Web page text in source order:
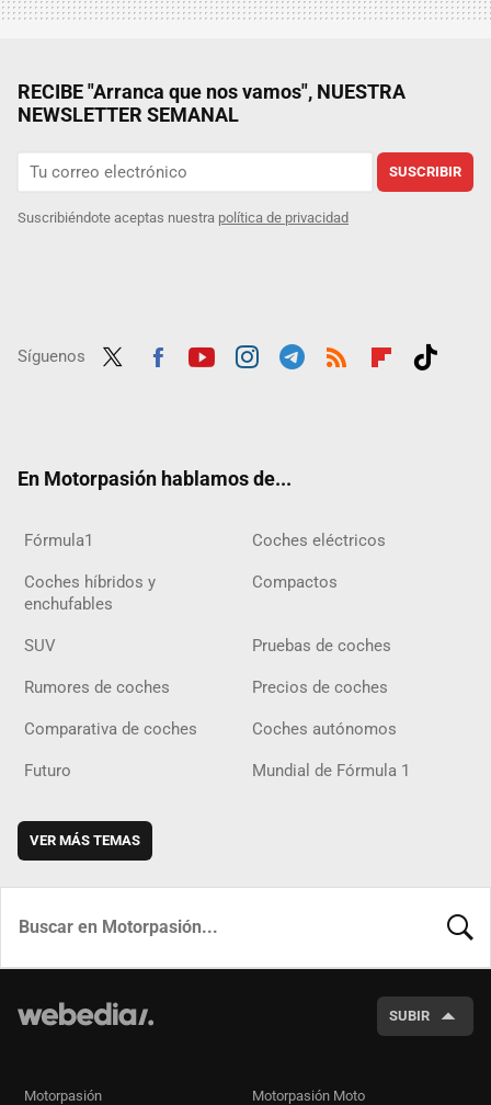
RECIBE "Arranca que nos vamos", NUESTRA
NEWSLETTER SEMANAL
SUSCRIBIR
Suscribiéndote aceptas nuestra política de privacidad
Síguenos
En Motorpasión hablamos de...
Fórmula1 Coches eléctricos
Coches híbridos y
enchufables
Compactos
SUV Pruebas de coches
Rumores de coches Precios de coches
Comparativa de coches Coches autónomos
Futuro Mundial de Fórmula 1
VER MÁS TEMAS
SUBIR
Motorpasión Motorpasión Moto